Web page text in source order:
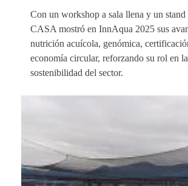
Con un workshop a sala llena y un stand
CASA mostró en InnAqua 2025 sus
nutrición acuícola, genómica,
economía circular, reforzando su rol en
sostenibilidad del sector.